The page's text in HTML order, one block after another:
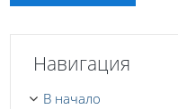
Навигация
В начало